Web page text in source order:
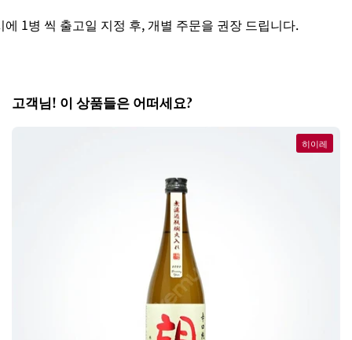
병 씩 출고일 지정 후, 개별 주문을 권장 드립니다.
고객님! 이 상품들은 어떠세요?
히이레